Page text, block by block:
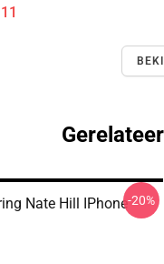
Nate Hill IPhone-20%